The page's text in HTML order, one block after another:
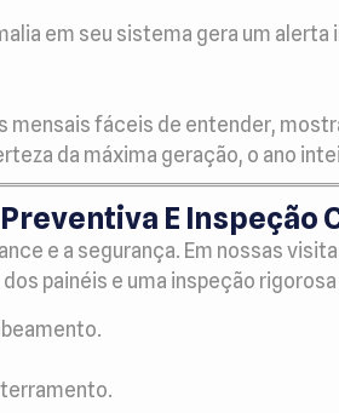
em seu sistema gera um alerta
mensais fáceis de entender,
da máxima geração, o ano
E Inspeção
e a segurança. Em nossas
painéis e uma inspeção